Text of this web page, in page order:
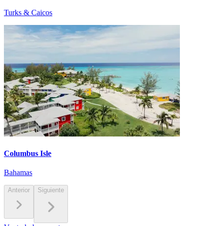
Turks & Caicos
Columbus Isle
Bahamas
Anterior Siguiente